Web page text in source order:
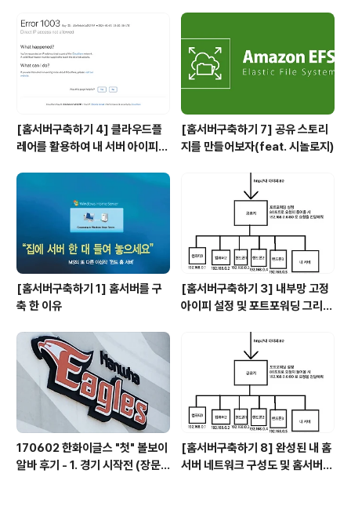
[홈서버구축하기 4] 클라우드플
레어를 활용하여 내 서버 아이피
[홈서버구축하기 7] 공유 스토리
지를 만들어보자(feat. 시놀로지)
[홈서버구축하기 1] 홈서버를 구
축 한 이유
[홈서버구축하기 3] 내부망 고정
아이피 설정 및 포트포워딩 그리고
170602 한화이글스 "첫" 볼보이
알바 후기 - 1. 경기 시작전 (장문
[홈서버구축하기 8] 완성된 내 홈
서버 네트워크 구성도 및 홈서버